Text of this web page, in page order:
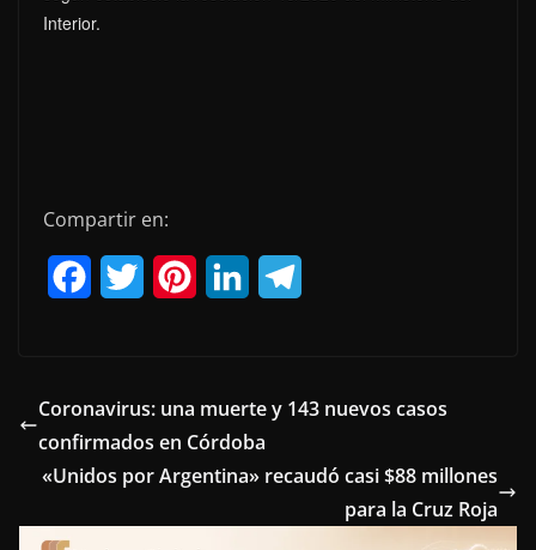
Interior.
Compartir en:
e
b
o
o
t
t
e
r
t
e
r
e
k
e
I
e
r
a
Coronavirus: una muerte y 143 nuevos casos
confirmados en Córdoba
«Unidos por Argentina» recaudó casi $88 millones
para la Cruz Roja